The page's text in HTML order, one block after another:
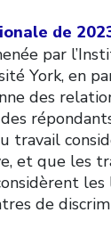
de
par
York, en
des
travail
et que les
de